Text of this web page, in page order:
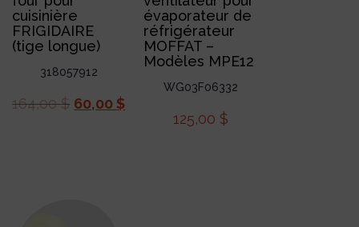
cuisinière
FRIGIDAIRE
(tige longue)
318057912
164,00$ 60,00 $
évaporateur de
réfrigérateur
MOFFAT –
Modèles MPE12
WG03F06332
125,00 $